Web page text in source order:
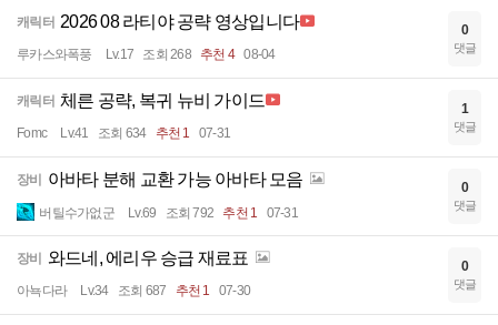
캐릭터 2026 08 라티야 공략 영상입니다
루카스와폭풍 Lv.17 조회 268 추천 4 08-04
0
댓글
캐릭터 체른 공략, 복귀 뉴비 가이드
Fomc Lv.41 조회 634 추천 1 07-31
1
댓글
장비 아바타 분해 교환 가능 아바타 모음
버틸수가없군 Lv.69 조회 792 추천 1 07-31
0
댓글
장비 와드네, 에리우 승급 재료표
아뇩다라 Lv.34 조회 687 추천 1 07-30
0
댓글